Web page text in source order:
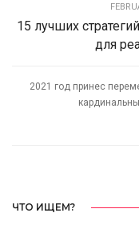
15 лучших
для
2021 год принес
ЧТО ИЩЕМ?